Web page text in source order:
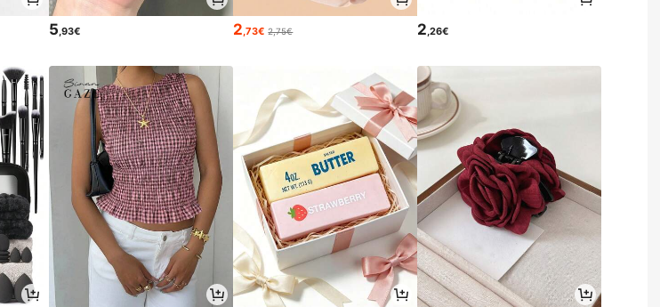
5 ,93€ 2 ,73€ 2,75€ 2 ,26€